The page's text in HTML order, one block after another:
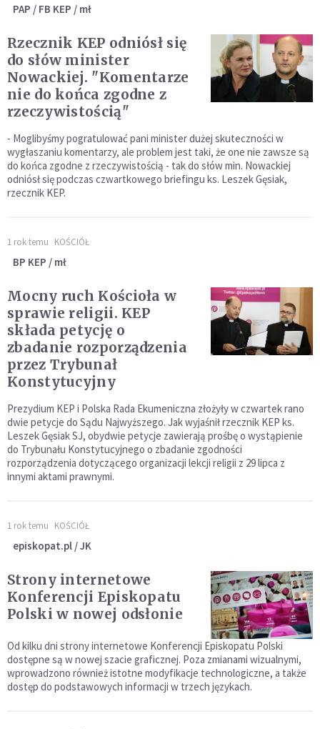
PAP / FB KEP / mł
Rzecznik KEP odniósł się
do słów minister
Nowackiej. "Komentarze
nie do końca zgodne z
rzeczywistością"
- Moglibyśmy pogratulować pani minister dużej skuteczności w
wygłaszaniu komentarzy, ale problem jest taki, że one nie zawsze są
do końca zgodne z rzeczywistością - tak do słów min. Nowackiej
odniósł się podczas czwartkowego briefingu ks. Leszek Gęsiak,
rzecznik KEP.
1 rok temu KOŚCIÓŁ
BP KEP / mł
Mocny ruch Kościoła w
sprawie religii. KEP
składa petycję o
zbadanie rozporządzenia
przez Trybunał
Konstytucyjny
Prezydium KEP i Polska Rada Ekumeniczna złożyły w czwartek rano
dwie petycje do Sądu Najwyższego. Jak wyjaśnił rzecznik KEP ks.
Leszek Gęsiak SJ, obydwie petycje zawierają prośbę o wystąpienie
do Trybunału Konstytucyjnego o zbadanie zgodności
rozporządzenia dotyczącego organizacji lekcji religii z 29 lipca z
innymi aktami prawnymi.
1 rok temu KOŚCIÓŁ
episkopat.pl / JK
Strony internetowe
Konferencji Episkopatu
Polski w nowej odsłonie
Od kilku dni strony internetowe Konferencji Episkopatu Polski
dostępne są w nowej szacie graficznej. Poza zmianami wizualnymi,
wprowadzono również istotne modyfikacje technologiczne, a także
dostęp do podstawowych informacji w trzech językach.